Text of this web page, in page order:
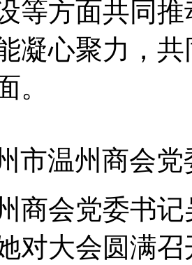
等方面共同
凝心聚力，
。
市温州商会党
商会党委书
对大会圆满